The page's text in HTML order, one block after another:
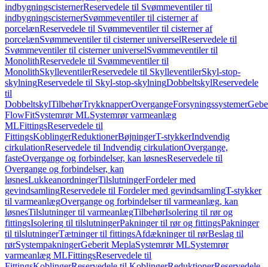
indbygningscisternerReservedele til Svømmeventiler til
indbygningscisternerSvømmeventiler til cisterner af
porcelænReservedele til Svømmeventiler til cisterner af
porcelænSvømmeventiler til cisterner universelReservedele til
Svømmeventiler til cisterner universelSvømmeventiler til
MonolithReservedele til Svømmeventiler til
MonolithSkylleventilerReservedele til SkylleventilerSkyl-stop-
skylningReservedele til Skyl-stop-skylningDobbeltskylReservedele
til
DobbeltskylTilbehørTrykknapperOvergangeForsyningssystemer
FlowFitSystemrør MLSystemrør varmeanlæg
MLFittingsReservedele til
FittingsKoblingerReduktionerBøjningerT-stykkerIndvendig
cirkulationReservedele til Indvendig cirkulationOvergange,
fasteOvergange og forbindelser, kan løsnesReservedele til
Overgange og forbindelser, kan
løsnesLukkeanordningerTilslutningerFordeler med
gevindsamlingReservedele til Fordeler med gevindsamlingT-stykker
til varmeanlægOvergange og forbindelser til varmeanlæg, kan
løsnesTilslutninger til varmeanlægTilbehørIsolering til rør og
fittingsIsolering til tilslutningerPakninger til rør og fittingsPakninger
til tilslutningerTætninger til fittingsAfdækninger til rørBeslag til
rørSystempakningerGeberit MeplaSystemrør MLSystemrør
varmeanlæg MLFittingsReservedele til